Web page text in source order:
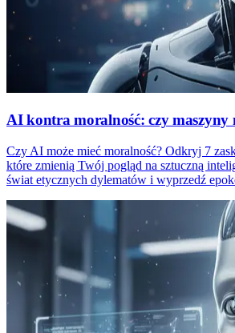
AI kontra moralność: czy maszyny
Czy AI może mieć moralność? Odkryj 7
które zmienią Twój pogląd na sztuczną
świat etycznych dylematów i wyprzedź